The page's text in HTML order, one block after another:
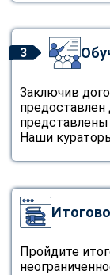
3
Заключив
предоставлен
Наши
Пройдите